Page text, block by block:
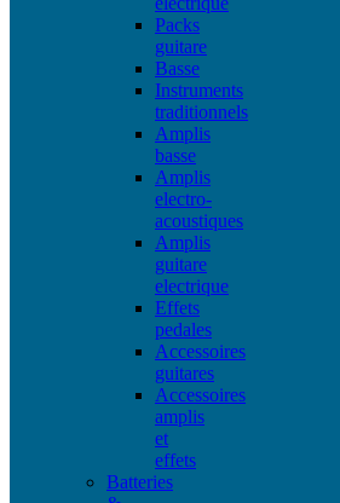
Packs
guitare
Basse
Instruments
traditionnels
Amplis
basse
Amplis
electro-
acoustiques
Amplis
guitare
electrique
Effets
pedales
Accessoires
guitares
Accessoires
amplis
et
effets
Batteries